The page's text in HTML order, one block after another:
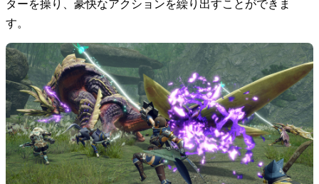
ターを操り、豪快なアクションを繰り出すことができま
す。